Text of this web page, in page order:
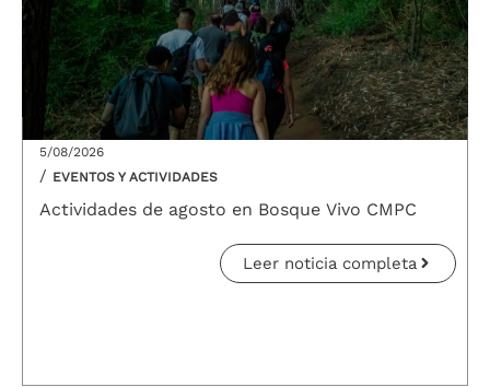
5/08/2026
/ EVENTOS Y ACTIVIDADES
Actividades de agosto en Bosque Vivo CMPC
Leer noticia completa